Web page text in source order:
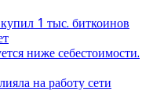
1 тыс. биткоинов
ниже себестоимости.
на работу сети